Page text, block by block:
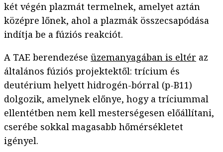
két végén plazmát termelnek, amelyet aztán
középre lőnek, ahol a plazmák összecsapódása
indítja be a fúziós reakciót.
A TAE berendezése üzemanyagában is eltér az
általános fúziós projektektől: trícium és
deutérium helyett hidrogén-bórral (p-B11)
dolgozik, amelynek előnye, hogy a tríciummal
ellentétben nem kell mesterségesen előállítani,
cserébe sokkal magasabb hőmérsékletet
igényel.